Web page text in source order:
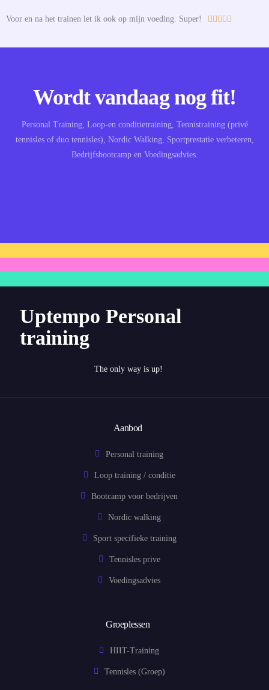
Voor en na het trainen let ik ook op mijn voeding. Super!     
Wordt vandaag nog fit!
Personal Training, Loop-en conditietraining, Tennistraining (privé
tennisles of duo tennisles), Nordic Walking, Sportprestatie verbeteren,
Bedrijfsbootcamp en Voedingsadvies.
Uptempo Personal
training
The only way is up!
Aanbod
Personal training
Loop training / conditie
Bootcamp voor bedrijven
Nordic walking
Sport specifieke training
Tennisles prive
Voedingsadvies
Groeplessen
HIIT-Training
Tennisles (Groep)